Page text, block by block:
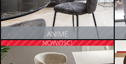
ANIME
ZOBACZ PRODUKT
NOWOŚĆ!